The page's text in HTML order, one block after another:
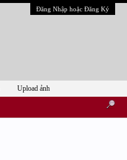
Đăng Nhập hoặc Đăng Ký
Upload ảnh